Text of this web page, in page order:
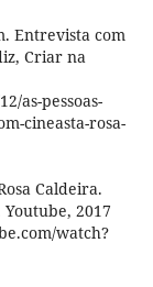
Entrevista com
Criar na
as-pessoas-
cineasta-rosa-
Caldeira.
2017
watch?